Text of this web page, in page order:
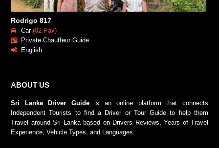
Rodrigo 817
Car(02 Pax)
Private Chauffeur Guide
English
ABOUT US
Sri Lanka Driver Guideis an online platform that connects
Independent Tourists to find a Driver or Tour Guide to help them
Travel around Sri Lanka based on Drivers Reviews, Years of Travel
Experience, Vehicle Types, and Languages.